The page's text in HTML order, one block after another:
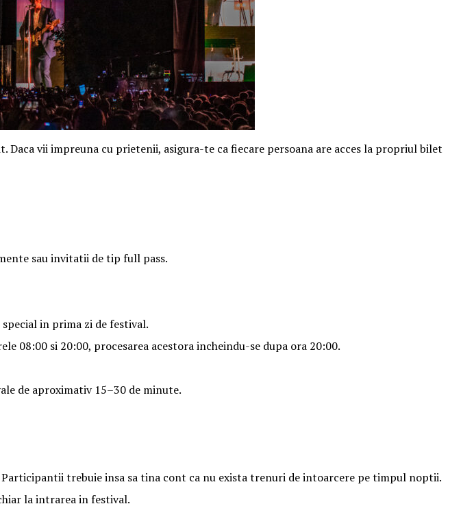
vii impreuna cu prietenii, asigura-te ca fiecare persoana are acces la propriul bilet
sau invitatii de tip full pass.
in prima zi de festival.
08:00 si 20:00, procesarea acestora incheindu-se dupa ora 20:00.
de aproximativ 15–30 de minute.
trebuie insa sa tina cont ca nu exista trenuri de intoarcere pe timpul noptii.
la intrarea in festival.